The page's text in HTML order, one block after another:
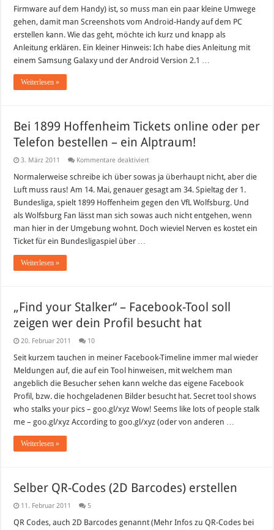
Firmware auf dem Handy) ist, so muss man ein paar kleine Umwege
gehen, damit man Screenshots vom Android-Handy auf dem PC
erstellen kann. Wie das geht, möchte ich kurz und knapp als
Anleitung erklären. Ein kleiner Hinweis: Ich habe dies Anleitung mit
einem Samsung Galaxy und der Android Version 2.1 …
Weiterlesen »
Bei 1899 Hoffenheim Tickets online oder per
Telefon bestellen – ein Alptraum!
3. März 2011 Kommentare deaktiviertfür
1899
Hoffenheim
Tickets
online
oder
per
Telefon
bestellen
Normalerweise schreibe ich über sowas ja überhaupt nicht, aber die
Luft muss raus! Am 14. Mai, genauer gesagt am 34. Spieltag der 1.
Bundesliga, spielt 1899 Hoffenheim gegen den VfL Wolfsburg. Und
als Wolfsburg Fan lässt man sich sowas auch nicht entgehen, wenn
man hier in der Umgebung wohnt. Doch wieviel Nerven es kostet ein
Ticket für ein Bundesligaspiel über …
Weiterlesen »
„Find your Stalker“ – Facebook-Tool soll
zeigen wer dein Profil besucht hat
20. Februar 2011 10
Seit kurzem tauchen in meiner Facebook-Timeline immer mal wieder
Meldungen auf, die auf ein Tool hinweisen, mit welchem man
angeblich die Besucher sehen kann welche das eigene Facebook
Profil, bzw. die hochgeladenen Bilder besucht hat. Secret tool shows
who stalks your pics – goo.gl/xyz Wow! Seems like lots of people stalk
me – goo.gl/xyz According to goo.gl/xyz (oder von anderen …
Weiterlesen »
Selber QR-Codes (2D Barcodes) erstellen
11. Februar 2011 5
QR Codes, auch 2D Barcodes genannt (Mehr Infos zu QR-Codes bei